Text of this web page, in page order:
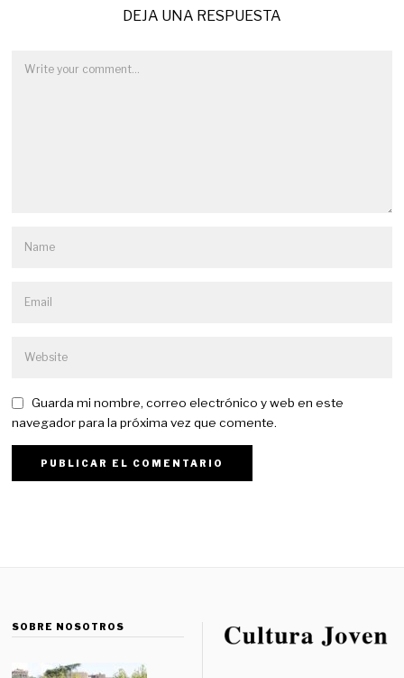
DEJA UNA RESPUESTA
Guarda mi nombre, correo electrónico y web en este
navegador para la próxima vez que comente.
SOBRE NOSOTROS